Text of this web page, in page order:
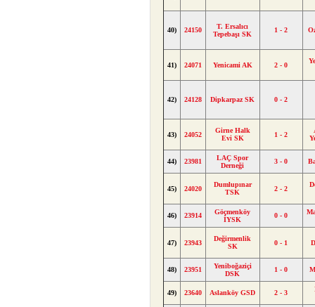
40) 24150
T. Ersalıcı
Tepebaşı SK
1 - 2
41) 24071 Yenicami AK 2 - 0
42) 24128 Dipkarpaz SK 0 - 2
43) 24052
Girne Halk
Evi SK
1 - 2
44) 23981
LAÇ Spor
Derneği
3 - 0
45) 24020
Dumlupınar
TSK
2 - 2
46) 23914
Göçmenköy
İYSK
0 - 0
47) 23943
Değirmenlik
SK
0 - 1
48) 23951
Yeniboğaziçi
DSK
1 - 0
49) 23640 Aslanköy GSD 2 - 3